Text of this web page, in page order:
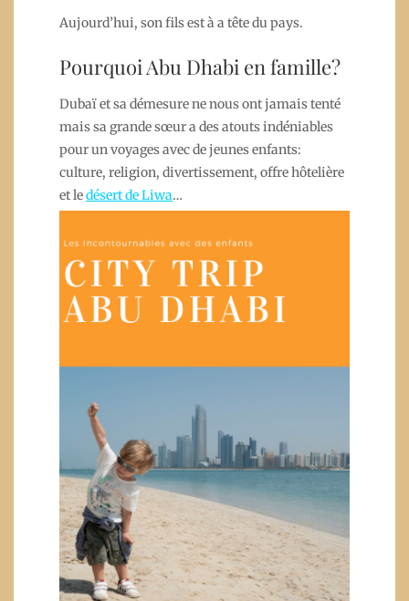
Aujourd’hui, son fils est à a tête du pays.
Pourquoi Abu Dhabi en famille?
Dubaï et sa démesure ne nous ont jamais tenté
mais sa grande sœur a des atouts indéniables
pour un voyages avec de jeunes enfants:
culture, religion, divertissement, offre hôtelière
et ledésert de Liwa…